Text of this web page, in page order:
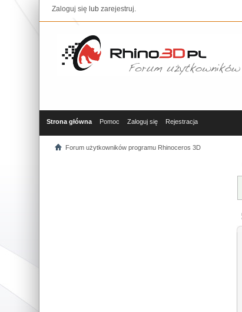
Zaloguj się lubzarejestruj.
Strona główna Pomoc Zaloguj się Rejestracja
Forum użytkowników programu Rhinoceros 3D